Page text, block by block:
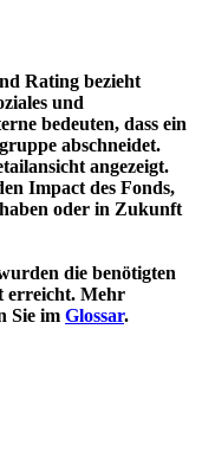
Rating bezieht
und
bedeuten, dass ein
abschneidet.
angezeigt.
Impact des Fonds,
oder in Zukunft
die benötigten
erreicht. Mehr
Sie im Glossar.